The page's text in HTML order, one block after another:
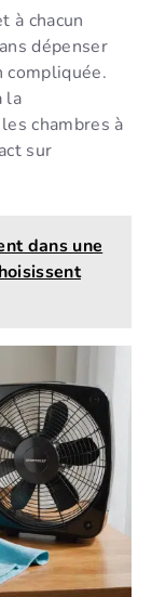
à chacun
dépenser
compliquée.
la
chambres à
sur
dans une